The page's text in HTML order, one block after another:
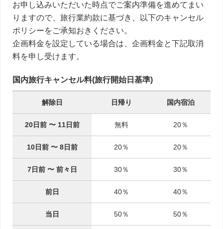
お申し込みいただいた時点でご案内準備を進めてまい
りますので、旅行業約款に基づき、以下のキャンセル
ポリシーをご承知おきください。
企画料金を設定している場合は、企画料金と下記取消
料を申し受けます。
国内旅行キャンセル料(旅行開始日基準)
解除日
20日前〜11日前
10日前〜8日前
7日前〜前々日
前日
当日
日帰り
無料
20％
30％
40％
50％
国内宿泊
20％
20％
30％
40％
50％